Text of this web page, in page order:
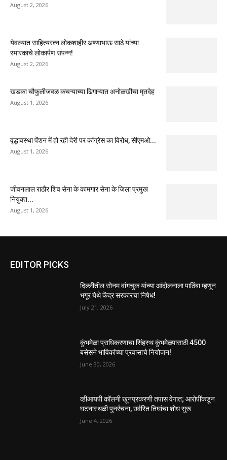
August 2, 2026
येवल्यात साहित्यरत्न लोकशाहीर अण्णाभाऊ साठे यांच्या
स्मारकाचे लोकार्पण संपन्न!
August 2, 2026
खडका चौफुलीजवळ कचऱ्याच्या ढिगाऱ्यात अनोळखीचा मृतदेह
August 1, 2026
वृद्धावस्था पेंशन में हो रही देरी पर कांग्रेस का विरोध, सीएमओ...
August 1, 2026
जीवनलाल राठौर शिव सेना के कामगार सेना के जिला प्रमुख
नियुक्त...
August 1, 2026
EDITOR PICKS
दिल्लीतील सोनम वांगचुक यांच्या आंदोलनाला पाठिंबा म्हणून
भगूर येथे केंद्र सरकारचा निषेध!
July 21, 2026
कुंभमेळा प्राधिकरणाचा सिंहस्थ कुंभमेळ्यासाठी 4500
बसेसने भाविकांच्या प्रवासाचे नियोजन!
June 30, 2026
व्हीआयपी कॉलनी खूनप्रकरणी तपास वेगात; आरोपींकडून
घटनास्थळी पुनर्रचना, उर्वरित तिघांचा शोध सुरू
June 4, 2026